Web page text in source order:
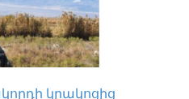
կրակոցից